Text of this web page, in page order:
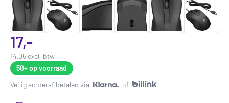
17,-
14,05 excl. btw
50+op voorraad
Veilig achteraf betalen via
of